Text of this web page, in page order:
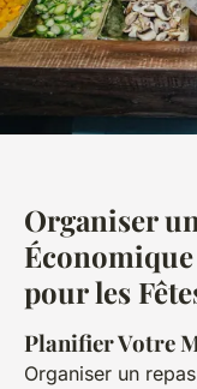
Organiser
pour les
Planifier Votre
Organiser un